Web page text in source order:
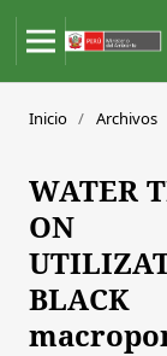
Inicio / Archivos
WATER
ON